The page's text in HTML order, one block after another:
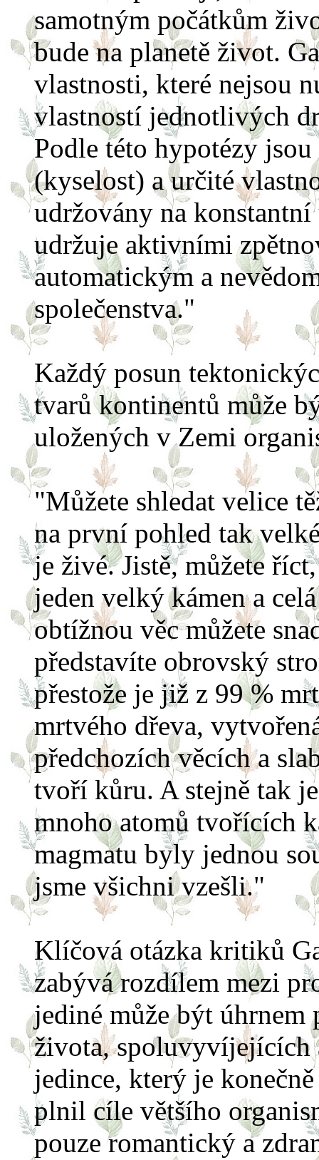
samotným počátkům
bude na planetě život.
vlastnosti, které nejsou
vlastností jednotlivých
Podle této hypotézy
(kyselost) a určité
udržovány na konstantní
udržuje aktivními
automatickým a
společenstva."
Každý posun
tvarů kontinentů může
uložených v Zemi
"Můžete shledat velice
na první pohled tak
je živé. Jistě, můžete
jeden velký kámen a
obtížnou věc můžete
představíte obrovský
přestože je již z 99 %
mrtvého dřeva,
předchozích věcích a
tvoří kůru. A stejně tak
mnoho atomů tvořících
magmatu byly jednou
jsme všichni vzešli."
Klíčová otázka kritiků
zabývá rozdílem mezi
jediné může být úhrnem
života, spoluvyvíjejících
jedince, který je
plnil cíle většího
pouze romantický a